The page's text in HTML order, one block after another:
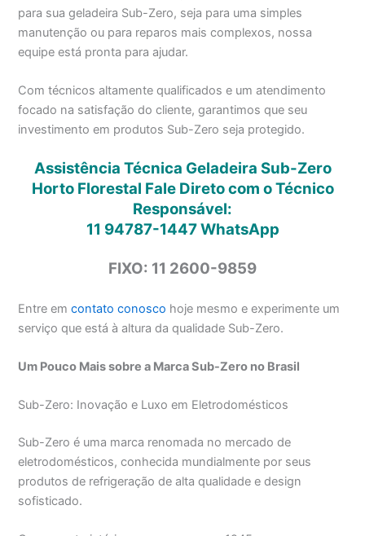
para sua geladeira Sub-Zero, seja para uma simples
manutenção ou para reparos mais complexos, nossa
equipe está pronta para ajudar.
Com técnicos altamente qualificados e um atendimento
focado na satisfação do cliente, garantimos que seu
investimento em produtos Sub-Zero seja protegido.
Assistência Técnica Geladeira Sub-Zero
Horto Florestal Fale Direto com o Técnico
Responsável:
11 94787-1447WhatsApp
FIXO: 11 2600-9859
Entre emcontato conosco hoje mesmo e experimente um
serviço que está à altura da qualidade Sub-Zero.
Um Pouco Mais sobre a Marca Sub-Zero no Brasil
Sub-Zero: Inovação e Luxo em Eletrodomésticos
Sub-Zero é uma marca renomada no mercado de
eletrodomésticos, conhecida mundialmente por seus
produtos de refrigeração de alta qualidade e design
sofisticado.